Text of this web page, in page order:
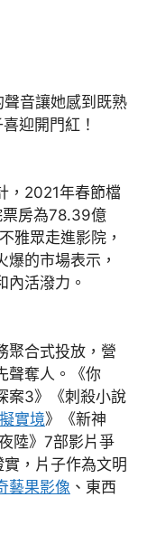
音讓她感到既熟
迎開門紅！
2021年春節檔
票房為78.39億
雅眾走進影院，
的市場表示，
內活潑力。
合式投放，營
聲奪人。《你
案3》《刺殺小說
實境》《新神
陸》7部影片爭
，片子作為文明
藝果影像 、東西